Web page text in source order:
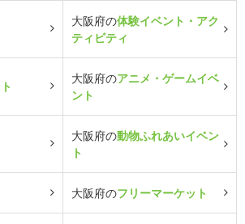
大阪府の体験イベント・アク
ティビティ
大阪府のアニメ・ゲームイベ
ント
大阪府の動物ふれあいイベン
ト
大阪府のフリーマーケット